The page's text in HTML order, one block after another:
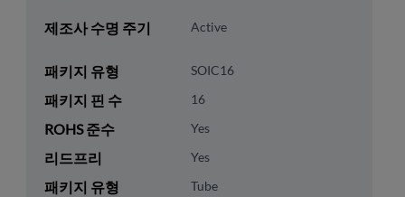
제조사 수명 주기 Active
패키지 유형 SOIC16
패키지 핀 수 16
ROHS 준수 Yes
리드프리 Yes
패키지 유형 Tube